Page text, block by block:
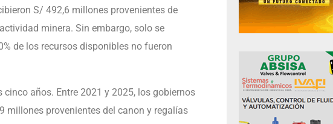
S/ 492,6 millones provenientes de
minera. Sin embargo, solo se
de los recursos disponibles no fueron
años. Entre 2021 y 2025, los gobiernos
millones provenientes del canon y regalías